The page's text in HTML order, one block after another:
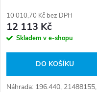
10 010,70 Kč bez DPH
12 113 Kč
Skladem v e-shopu
DO KOŠÍKU
Náhrada: 196.440, 21488155,